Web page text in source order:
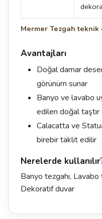
Mermer Tezgah
Avantajları
Doğal damar
görünüm sunar
Banyo ve lavabo
edilen doğal taştır
Calacatta ve
birebir taklit edilir
Nerelerde
Banyo tezgahı,
Dekoratif duvar